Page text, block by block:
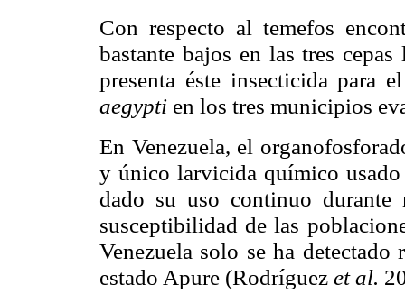
Con respecto al temefos
bastante bajos en las tres
presenta éste insecticida para
aegypti en los tres municipios
En Venezuela, el
y único larvicida químico
dado su uso continuo durante
susceptibilidad de las
Venezuela solo se ha
estado Apure (Rodríguez et al.